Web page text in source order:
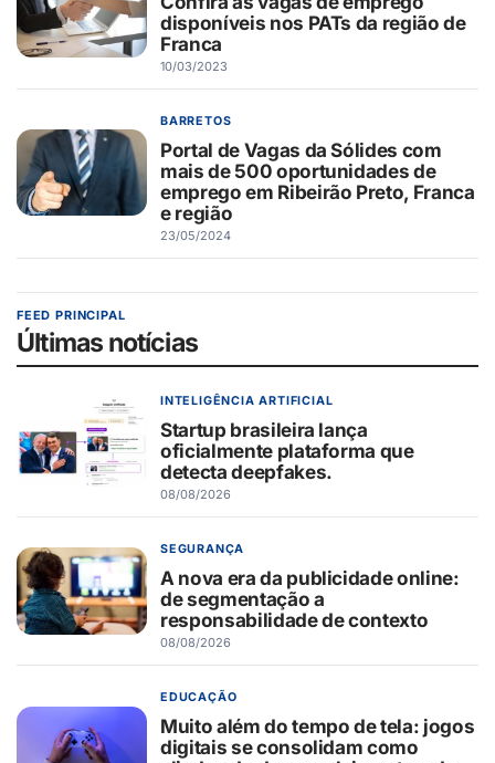
disponíveis nos PATs da região de
Franca
10/03/2023
BARRETOS
Portal de Vagas da Sólides com
mais de 500 oportunidades de
emprego em Ribeirão Preto, Franca
e região
23/05/2024
FEED PRINCIPAL
Últimas notícias
INTELIGÊNCIA ARTIFICIAL
Startup brasileira lança
oficialmente plataforma que
detecta deepfakes.
08/08/2026
SEGURANÇA
A nova era da publicidade online:
de segmentação a
responsabilidade de contexto
08/08/2026
EDUCAÇÃO
Muito além do tempo de tela: jogos
digitais se consolidam como